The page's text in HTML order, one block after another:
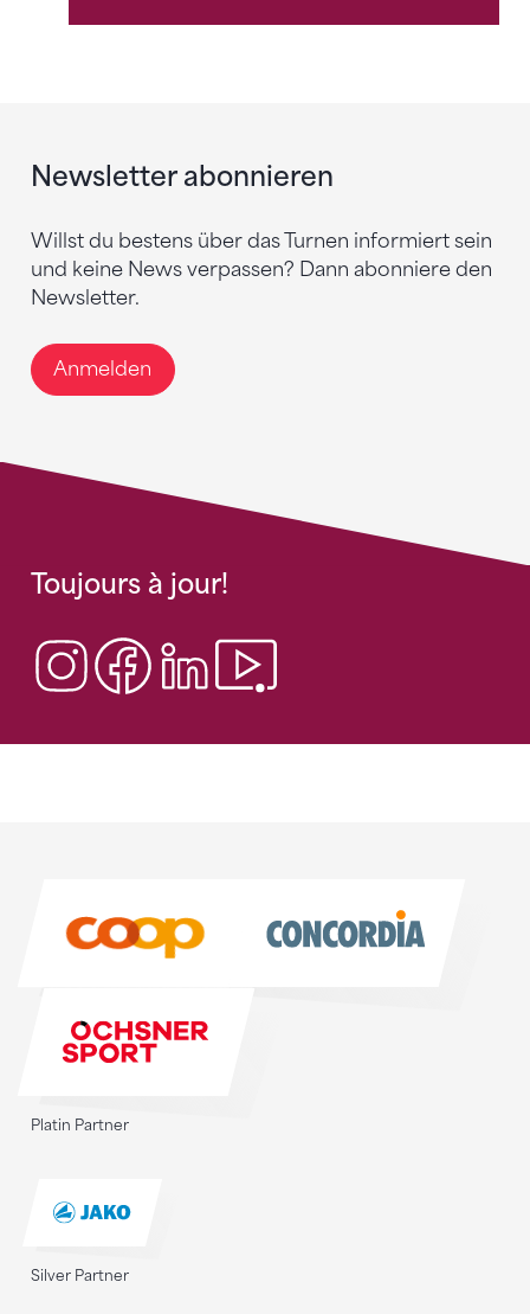
Newsletter abonnieren
Willst du bestens über das Turnen informiert sein
und keine News verpassen? Dann abonniere den
Newsletter.
Anmelden
Toujours à jour!
Platin Partner
Silver Partner